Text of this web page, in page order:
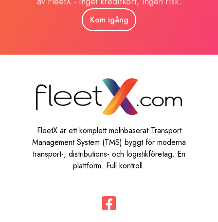
Kom igång
FleetX är ett komplett molnbaserat Transport
Management System (TMS) byggt för moderna
transport-, distributions- och logistikföretag. En
plattform. Full kontroll.